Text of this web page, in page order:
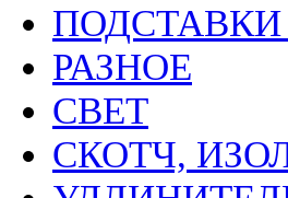
ПОДСТАВКИ
РАЗНОЕ
СВЕТ
СКОТЧ,